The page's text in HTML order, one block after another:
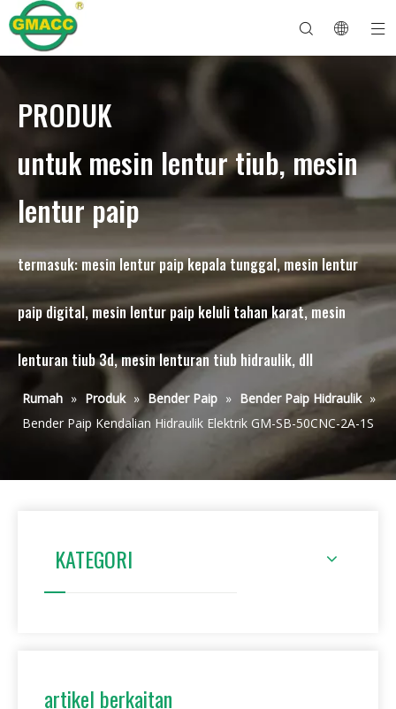
PRODUK
untuk mesin lentur tiub, mesin
lentur paip
termasuk: mesin lentur paip kepala tunggal, mesin lentur
paip digital, mesin lentur paip keluli tahan karat, mesin
lenturan tiub 3d, mesin lenturan tiub hidraulik, dll
Rumah » Produk » Bender Paip » Bender Paip Hidraulik »
Bender Paip Kendalian Hidraulik Elektrik GM-SB-50CNC-2A-1S
KATEGORI
artikel berkaitan